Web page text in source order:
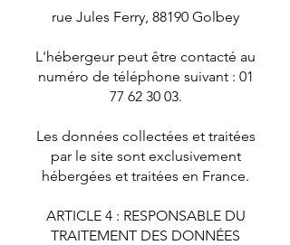
rue Jules Ferry, 88190 Golbey
L'hébergeur peut être contacté au
numéro de téléphone suivant : 01
77 62 30 03.
Les données collectées et traitées
par le site sont exclusivement
hébergées et traitées en France.
ARTICLE 4 : RESPONSABLE DU
TRAITEMENT DES DONNÉES